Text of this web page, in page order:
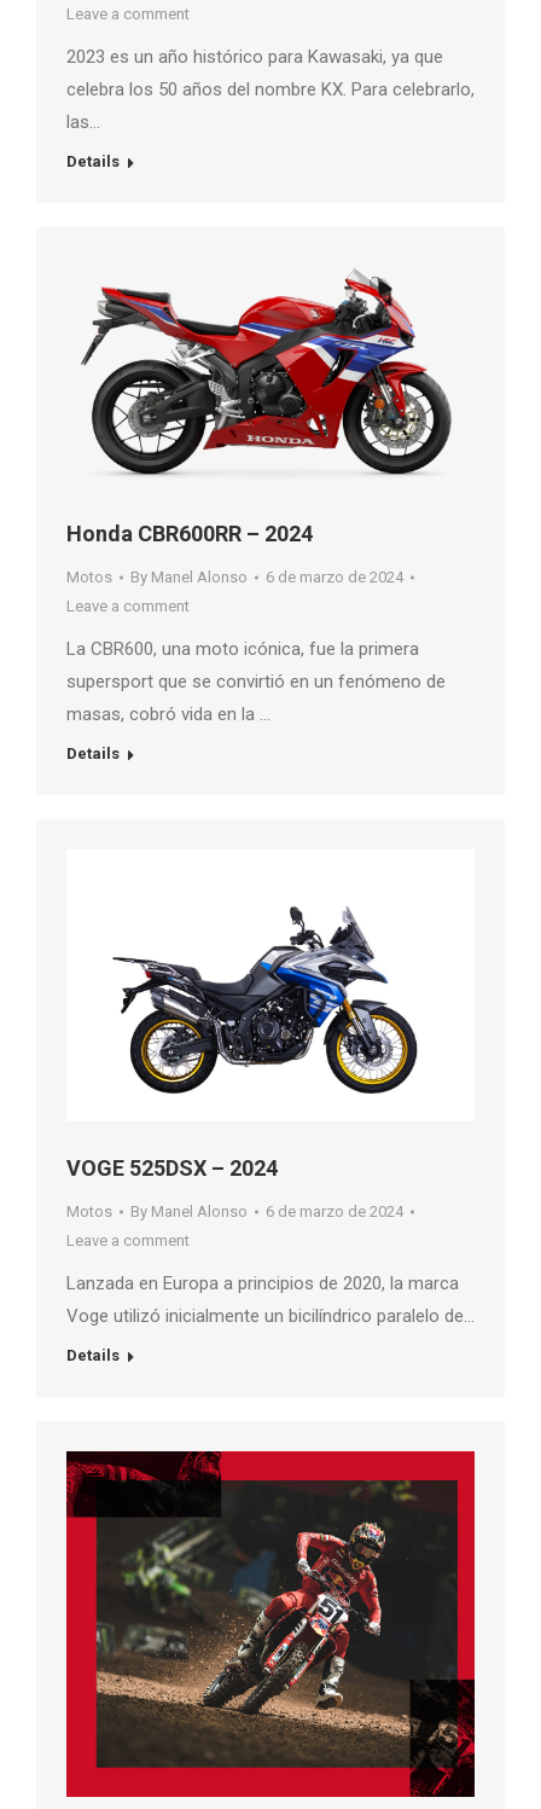
Leave a comment
2023 es un año histórico para Kawasaki, ya que
celebra los 50 años del nombre KX. Para celebrarlo,
las…
Details
Honda CBR600RR – 2024
Motos By Manel Alonso
6 de marzo de 2024
Leave a comment
La CBR600, una moto icónica, fue la primera
supersport que se convirtió en un fenómeno de
masas, cobró vida en la …
Details
VOGE 525DSX – 2024
Motos By Manel Alonso
6 de marzo de 2024
Leave a comment
Lanzada en Europa a principios de 2020, la marca
Voge utilizó inicialmente un bicilíndrico paralelo de…
Details